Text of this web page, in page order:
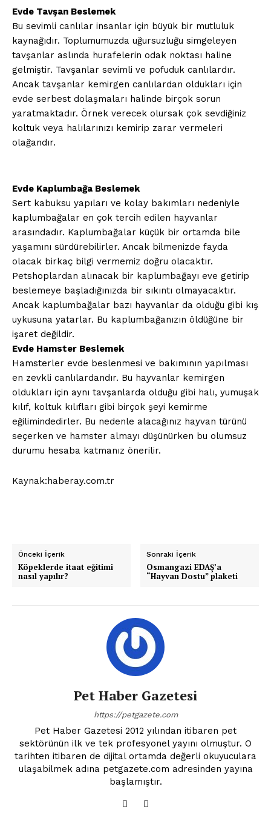
Evde Tavşan Beslemek
Bu sevimli canlılar insanlar için büyük bir mutluluk
kaynağıdır. Toplumumuzda uğursuzluğu simgeleyen
tavşanlar aslında hurafelerin odak noktası haline
gelmiştir. Tavşanlar sevimli ve pofuduk canlılardır.
Ancak tavşanlar kemirgen canlılardan oldukları için
evde serbest dolaşmaları halinde birçok sorun
yaratmaktadır. Örnek verecek olursak çok sevdiğiniz
koltuk veya halılarınızı kemirip zarar vermeleri
olağandır.
Evde Kaplumbağa Beslemek
Sert kabuksu yapıları ve kolay bakımları nedeniyle
kaplumbağalar en çok tercih edilen hayvanlar
arasındadır. Kaplumbağalar küçük bir ortamda bile
yaşamını sürdürebilirler. Ancak bilmenizde fayda
olacak birkaç bilgi vermemiz doğru olacaktır.
Petshoplardan alınacak bir kaplumbağayı eve getirip
beslemeye başladığınızda bir sıkıntı olmayacaktır.
Ancak kaplumbağalar bazı hayvanlar da olduğu gibi kış
uykusuna yatarlar. Bu kaplumbağanızın öldüğüne bir
işaret değildir.
Evde Hamster Beslemek
Hamsterler evde beslenmesi ve bakımının yapılması
en zevkli canlılardandır. Bu hayvanlar kemirgen
oldukları için aynı tavşanlarda olduğu gibi halı, yumuşak
kılıf, koltuk kılıfları gibi birçok şeyi kemirme
eğilimindedirler. Bu nedenle alacağınız hayvan türünü
seçerken ve hamster almayı düşünürken bu olumsuz
durumu hesaba katmanız önerilir.
Kaynak:haberay.com.tr
Önceki İçerik
Köpeklerde itaat eğitimi
nasıl yapılır?
Sonraki İçerik
Osmangazi EDAŞ’a
“Hayvan Dostu” plaketi
Pet Haber Gazetesi
https://petgazete.com
Pet Haber Gazetesi 2012 yılından itibaren pet
sektörünün ilk ve tek profesyonel yayını olmuştur. O
tarihten itibaren de dijital ortamda değerli okuyuculara
ulaşabilmek adına petgazete.com adresinden yayına
başlamıştır.